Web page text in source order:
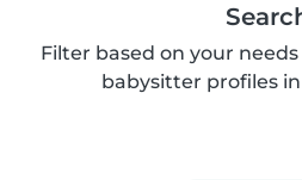
Filter based on your
babysitter profiles